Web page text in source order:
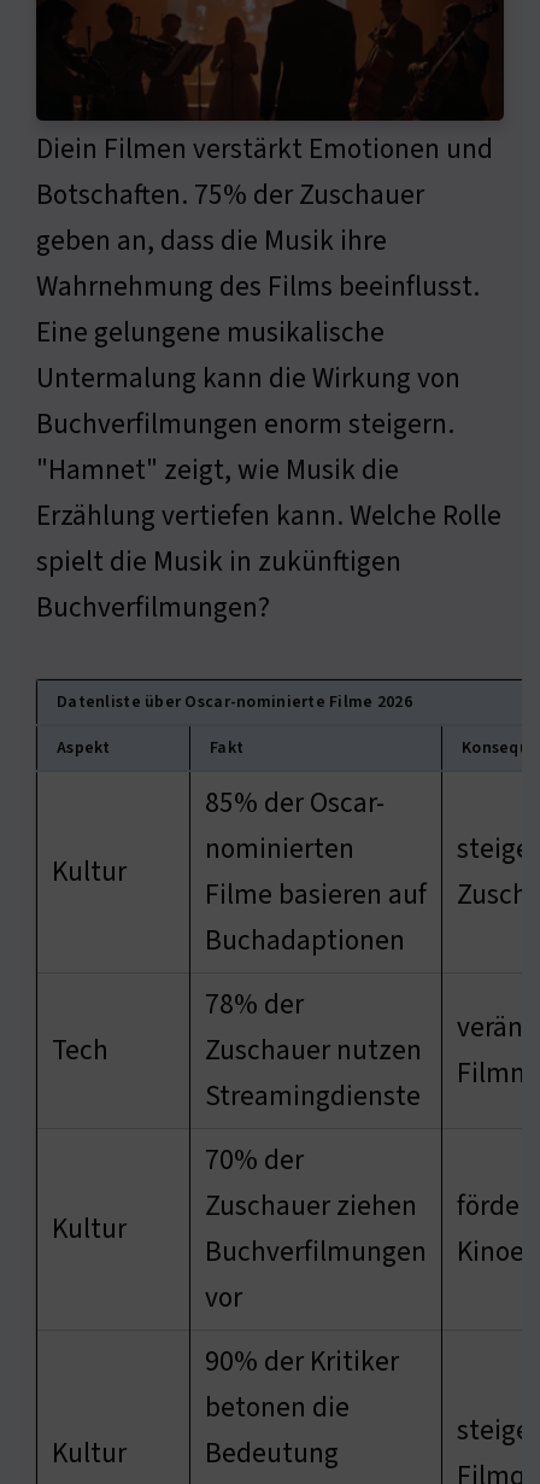
Diein Filmen verstärkt Emotionen und
Botschaften. 75% der Zuschauer
geben an, dass die Musik ihre
Wahrnehmung des Films beeinflusst.
Eine gelungene musikalische
Untermalung kann die Wirkung von
Buchverfilmungen enorm steigern.
"Hamnet" zeigt, wie Musik die
Erzählung vertiefen kann. Welche Rolle
spielt die Musik in zukünftigen
Buchverfilmungen?
Datenliste über Oscar-nominierte Filme 2026
Aspekt
Fakt
Kultur
85% der Oscar-
nominierten
Filme basieren auf
Buchadaptionen
Tech
78% der
Zuschauer nutzen
Streamingdienste
Kultur
70% der
Zuschauer ziehen
Buchverfilmungen
vor
Kultur
90% der Kritiker
betonen die
Bedeutung